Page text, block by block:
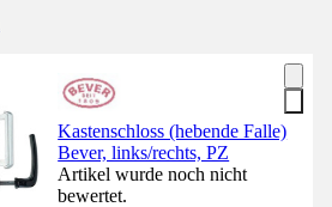
Kastenschloss (hebende Falle)
Bever, links/rechts, PZ
Artikel wurde noch nicht
bewertet.